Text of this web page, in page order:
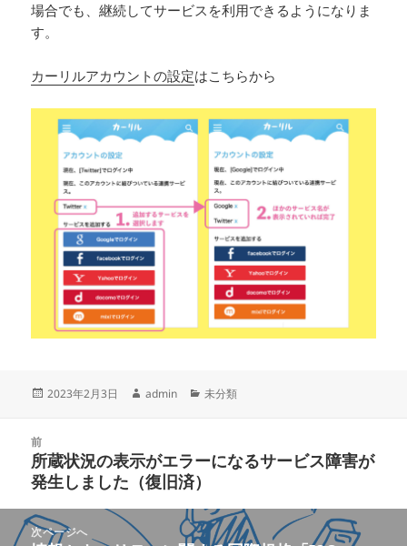
場合でも、継続してサービスを利用できるようになりま
す。
カーリルアカウントの設定はこちらから
投
2023年2月3日
作
admin
カ
ー
未分類
前
前
の
投
稿:
所蔵状況の表示がエラーになるサービス障害が
発生しました（復旧済）
次ページへ